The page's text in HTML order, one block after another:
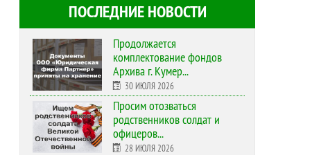
ПОСЛЕДНИЕ НОВОСТИ
Продолжается
комплектование фондов
Архива г. Кумер...
30 ИЮЛЯ 2026
Просим отозваться
родственников солдат и
офицеров...
28 ИЮЛЯ 2026